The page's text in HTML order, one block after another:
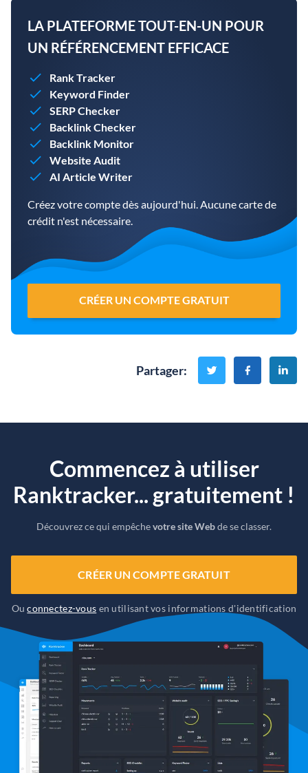
LA PLATEFORME TOUT-EN-UN POUR
UN RÉFÉRENCEMENT EFFICACE
Rank Tracker
Keyword Finder
SERP Checker
Backlink Checker
Backlink Monitor
Website Audit
AI Article Writer
Créez votre compte dès aujourd'hui. Aucune carte de
crédit n'est nécessaire.
CRÉER UN COMPTE GRATUIT
Partager:
Commencez à utiliser
Ranktracker... gratuitement !
Découvrez ce qui empêchevotre site Webde se classer.
CRÉER UN COMPTE GRATUIT
Ouconnectez-vous en utilisant vos informations d'identification